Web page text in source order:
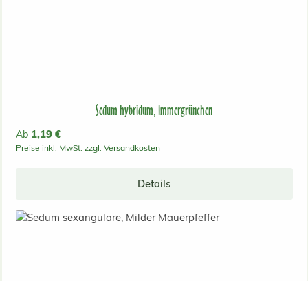
Sedum hybridum, Immergrünchen
Regulärer Preis:
Ab 1,19 €
Preise inkl. MwSt. zzgl. Versandkosten
Details